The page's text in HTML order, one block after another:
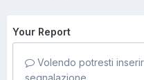
Your Report
Volendo potresti
segnalazione.